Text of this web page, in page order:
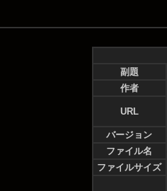
副題
作者
URL
バージョン
ファイル名
ファイルサイズ